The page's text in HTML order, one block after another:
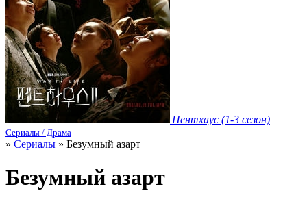
Пентхаус (1-3 сезон)
Сериалы / Драма
» Сериалы » Безумный азарт
Безумный азарт